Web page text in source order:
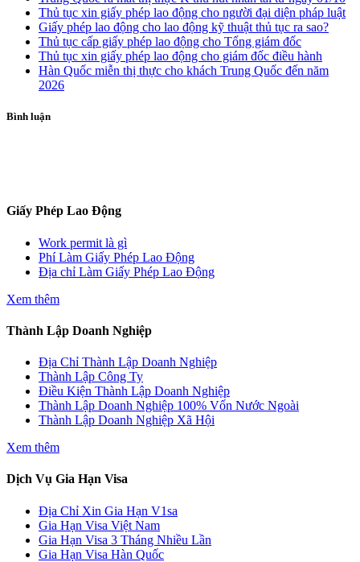
Thủ tục xin giấy phép lao động cho người đại diện pháp luật
Giấy phép lao động cho lao động kỹ thuật thủ tục ra sao?
Thủ tục cấp giấy phép lao động cho Tổng giám đốc
Thủ tục xin giấy phép lao động cho giám đốc điều hành
Hàn Quốc miễn thị thực cho khách Trung Quốc đến năm
2026
Bình luận
Giấy Phép Lao Động
Work permit là gì
Phí Làm Giấy Phép Lao Động
Địa chỉ Làm Giấy Phép Lao Động
Xem thêm
Thành Lập Doanh Nghiệp
Địa Chỉ Thành Lập Doanh Nghiệp
Thành Lập Công Ty
Điều Kiện Thành Lập Doanh Nghiệp
Thành Lập Doanh Nghiệp 100% Vốn Nước Ngoài
Thành Lập Doanh Nghiệp Xã Hội
Xem thêm
Dịch Vụ Gia Hạn Visa
Địa Chỉ Xin Gia Hạn V1sa
Gia Hạn Visa Việt Nam
Gia Hạn Visa 3 Tháng Nhiều Lần
Gia Hạn Visa Hàn Quốc